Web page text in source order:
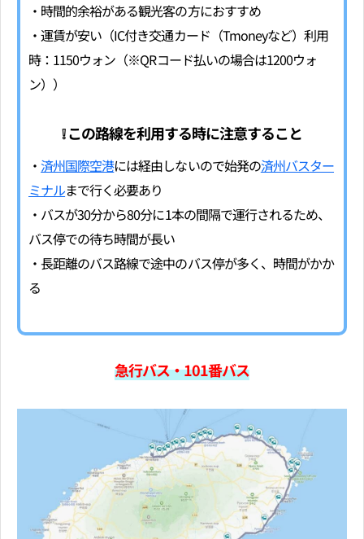
・時間的余裕がある観光客の方におすすめ
・運賃が安い（IC付き交通カード（Tmoneyなど）利用
時：1150ウォン（※QRコード払いの場合は1200ウォ
ン））
❕ この路線を利用する時に注意すること
・済州国際空港には経由しないので始発の済州バスター
ミナルまで行く必要あり
・バスが30分から80分に1本の間隔で運行されるため、
バス停での待ち時間が長い
・長距離のバス路線で途中のバス停が多く、時間がかか
る
急行バス・101番バス